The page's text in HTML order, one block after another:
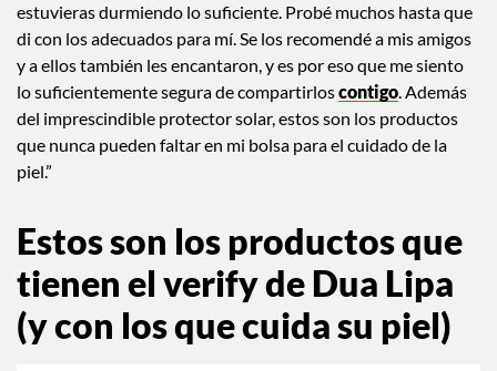
estuvieras durmiendo lo suficiente. Probé muchos hasta que
di con los adecuados para mí. Se los recomendé a mis amigos
y a ellos también les encantaron, y es por eso que me siento
lo suficientemente segura de compartirloscontigo. Además
del imprescindible protector solar, estos son los productos
que nunca pueden faltar en mi bolsa para el cuidado de la
piel.”
Estos son los productos que
tienen el verify de Dua Lipa
(y con los que cuida su piel)